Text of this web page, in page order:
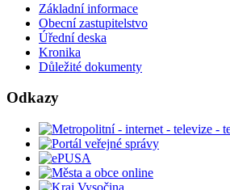
Základní informace
Obecní zastupitelstvo
Úřední deska
Kronika
Důležité dokumenty
Odkazy